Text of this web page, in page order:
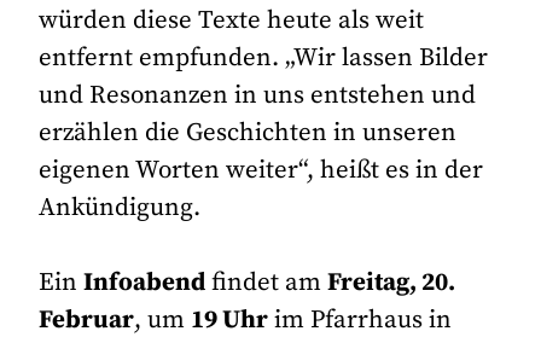
würden diese Texte heute als weit
entfernt empfunden. „Wir lassen Bilder
und Resonanzen in uns entstehen und
erzählen die Geschichten in unseren
eigenen Worten weiter“, heißt es in der
Ankündigung.
EinInfoabendfindet amFreitag, 20.
Februar, um 19 Uhrim Pfarrhaus in